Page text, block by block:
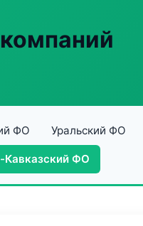
ФО Уральский ФО
Кавказский ФО